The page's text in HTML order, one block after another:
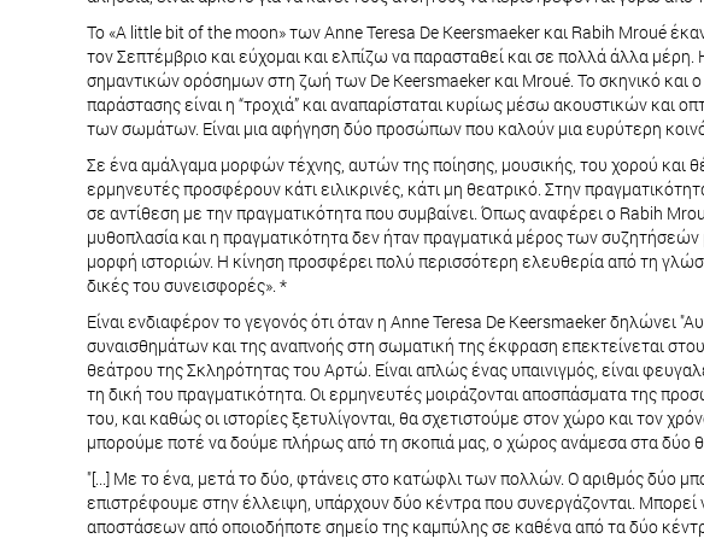
Το «A little bit of the moon» των Anne Teresa De Keersmaeker και Rabih Mroué
τον Σεπτέμβριο και εύχομαι και ελπίζω να παρασταθεί και σε πολλά άλλα
σημαντικών ορόσημων στη ζωή των De Keersmaeker και Mroué. Το σκηνικό
παράστασης είναι η “τροχιά” και αναπαρίσταται κυρίως μέσω ακουστικών και
των σωμάτων. Είναι μια αφήγηση δύο προσώπων που καλούν μια ευρύτερη
Σε ένα αμάλγαμα μορφών τέχνης, αυτών της ποίησης, μουσικής, του χορού και
ερμηνευτές προσφέρουν κάτι ειλικρινές, κάτι μη θεατρικό. Στην
σε αντίθεση με την πραγματικότητα που συμβαίνει. Όπως αναφέρει ο Rabih
μυθοπλασία και η πραγματικότητα δεν ήταν πραγματικά μέρος των
μορφή ιστοριών. Η κίνηση προσφέρει πολύ περισσότερη ελευθερία από τη
δικές του συνεισφορές». *
Είναι ενδιαφέρον το γεγονός ότι όταν η Anne Teresa De Keersmaeker
συναισθημάτων και της αναπνοής στη σωματική της έκφραση επεκτείνεται
θεάτρου της Σκληρότητας του Αρτώ. Είναι απλώς ένας υπαινιγμός, είναι
τη δική του πραγματικότητα. Οι ερμηνευτές μοιράζονται αποσπάσματα της
του, και καθώς οι ιστορίες ξετυλίγονται, θα σχετιστούμε στον χώρο και τον
μπορούμε ποτέ να δούμε πλήρως από τη σκοπιά μας, ο χώρος ανάμεσα στα δύο
"[...] Με το ένα, μετά το δύο, φτάνεις στο κατώφλι των πολλών. Ο αριθμός δύο
επιστρέφουμε στην έλλειψη, υπάρχουν δύο κέντρα που συνεργάζονται.
αποστάσεων από οποιοδήποτε σημείο της καμπύλης σε καθένα από τα δύο